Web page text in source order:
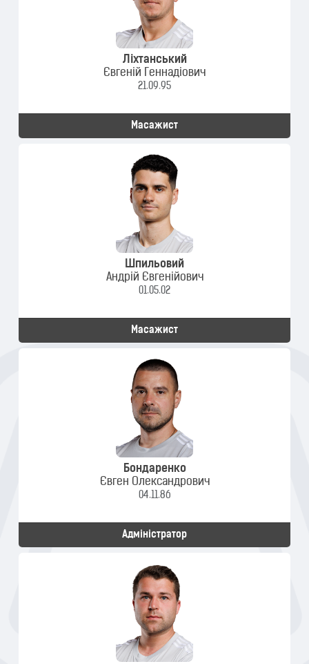
Ліхтанський
Євгеній Геннадіович
21.09.95
Масажист
Шпильовий
Андрій Євгенійович
01.05.02
Масажист
Бондаренко
Євген Олександрович
04.11.86
Адміністратор